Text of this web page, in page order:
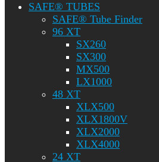
SAFE® TUBES
SAFE® Tube Finder
96 XT
SX260
SX300
MX500
LX1000
48 XT
XLX500
XLX1800V
XLX2000
XLX4000
24 XT